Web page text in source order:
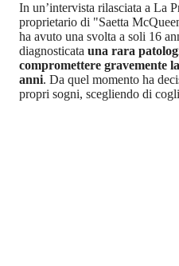
In un’intervista rilasciata a La
proprietario di "Saetta
ha avuto una svolta a soli 16
diagnosticata una rara
compromettere gravemente
anni. Da quel momento ha
propri sogni, scegliendo di